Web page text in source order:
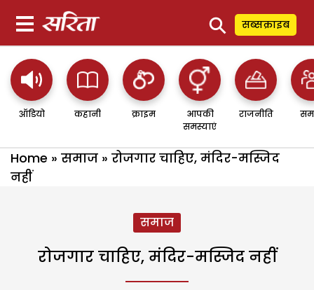
⚲ सब्सक्राइब
ऑडियो कहानी क्राइम
आपकी
समस्याएं
राजनीति
Home » समाज » रोजगार चाहिए, मंदिर-मस्जिद
नहीं
समाज
रोजगार चाहिए, मंदिर-मस्जिद नहीं